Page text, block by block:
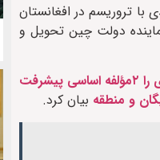
تروریسم در افغانستان
دولت چین تحویل و
حکمرانی بدون تبعیض و حُسن همجواری را ۲مؤلفه اساسی پیشرفت
و منطقه بیان کرد.